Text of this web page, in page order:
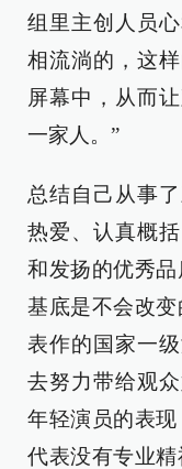
组里主创人员
相流淌的，这
屏幕中，从而
一家人。”
总结自己从事
热爱、认真概
和发扬的优秀
基底是不会改
表作的国家一
去努力带给观
年轻演员的表
代表没有专业